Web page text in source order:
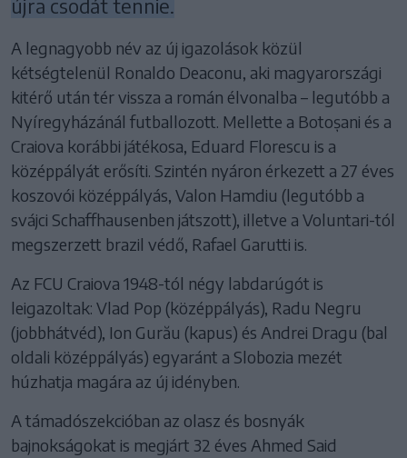
újra csodát tennie.
A legnagyobb név az új igazolások közül
kétségtelenül Ronaldo Deaconu, aki magyarországi
kitérő után tér vissza a román élvonalba – legutóbb a
Nyíregyházánál futballozott. Mellette a Botoșani és a
Craiova korábbi játékosa, Eduard Florescu is a
középpályát erősíti. Szintén nyáron érkezett a 27 éves
koszovói középpályás, Valon Hamdiu (legutóbb a
svájci Schaffhausenben játszott), illetve a Voluntari-tól
megszerzett brazil védő, Rafael Garutti is.
Az FCU Craiova 1948-tól négy labdarúgót is
leigazoltak: Vlad Pop (középpályás), Radu Negru
(jobbhátvéd), Ion Gurău (kapus) és Andrei Dragu (bal
oldali középpályás) egyaránt a Slobozia mezét
húzhatja magára az új idényben.
A támadószekcióban az olasz és bosnyák
bajnokságokat is megjárt 32 éves Ahmed Said